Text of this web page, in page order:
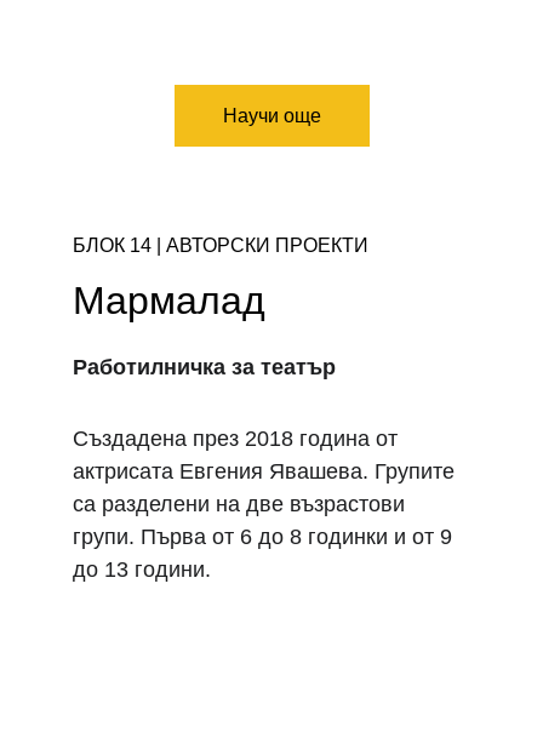
Научи още
БЛОК 14 | АВТОРСКИ ПРОЕКТИ
Мармалад
Работилничка за театър
Създадена през 2018 година от
актрисата Евгения Явашева. Групите
са разделени на две възрастови
групи. Първа от 6 до 8 годинки и от 9
до 13 години.